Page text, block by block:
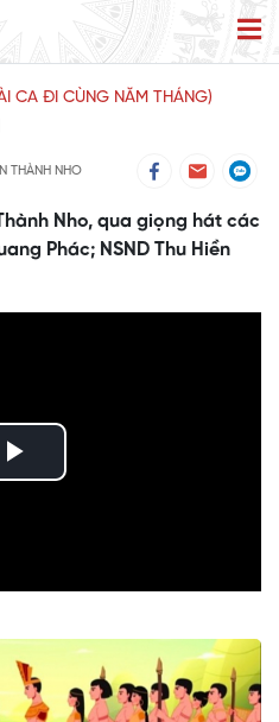
CA ĐI CÙNG NĂM THÁNG)
THÀNH NHO
Nho, qua giọng hát các
Phác; NSND Thu Hiền
Play